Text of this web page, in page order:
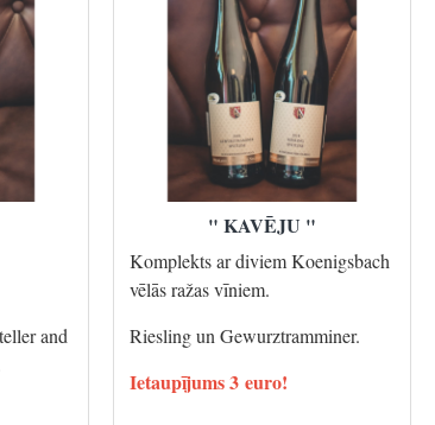
and
" KAVĒJU "
Komplekts ar diviem Koenigsbach
vēlās ražas vīniem.
Riesling un Gewurztramminer.
Ietaupījums 3 euro!